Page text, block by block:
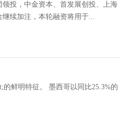
投，中金资本、首发展创投、上海
续加注，本轮融资将用于...
鲜明特征。 墨西哥以同比25.3%的